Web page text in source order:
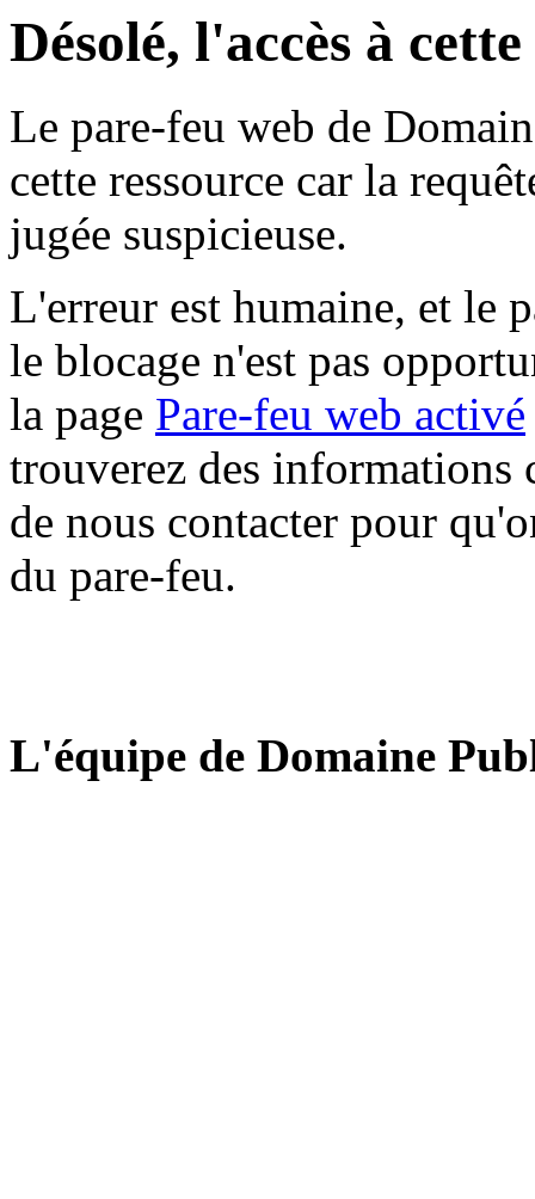
Désolé, l'accès à
Le pare-feu web de
cette ressource car la
jugée suspicieuse.
L'erreur est humaine, et le
le blocage n'est pas
la page Pare-feu web activé
trouverez des informations
de nous contacter pour
du pare-feu.
L'équipe de Domaine